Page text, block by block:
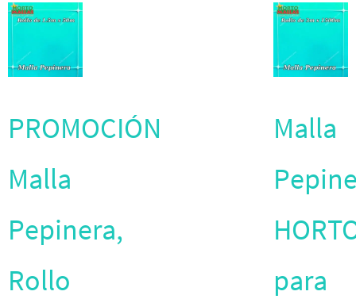
PROMOCIÓN
Malla
Pepinera,
Rollo
Malla
para